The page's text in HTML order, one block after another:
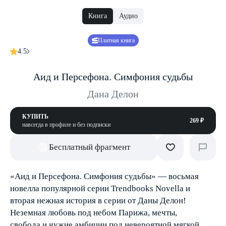
Книга Аудио
Платная книга
4.5
Аид и Персефона. Симфония судьбы
Дана Делон
КУПИТЬ
навсегда в профиле и без подписки
269 ₽
Бесплатный фрагмент
«Аид и Персефона. Симфония судьбы» — восьмая
новелла популярной серии Trendbooks Novella и
вторая нежная история в серии от Даны Делон!
Неземная любовь под небом Парижа, мечты,